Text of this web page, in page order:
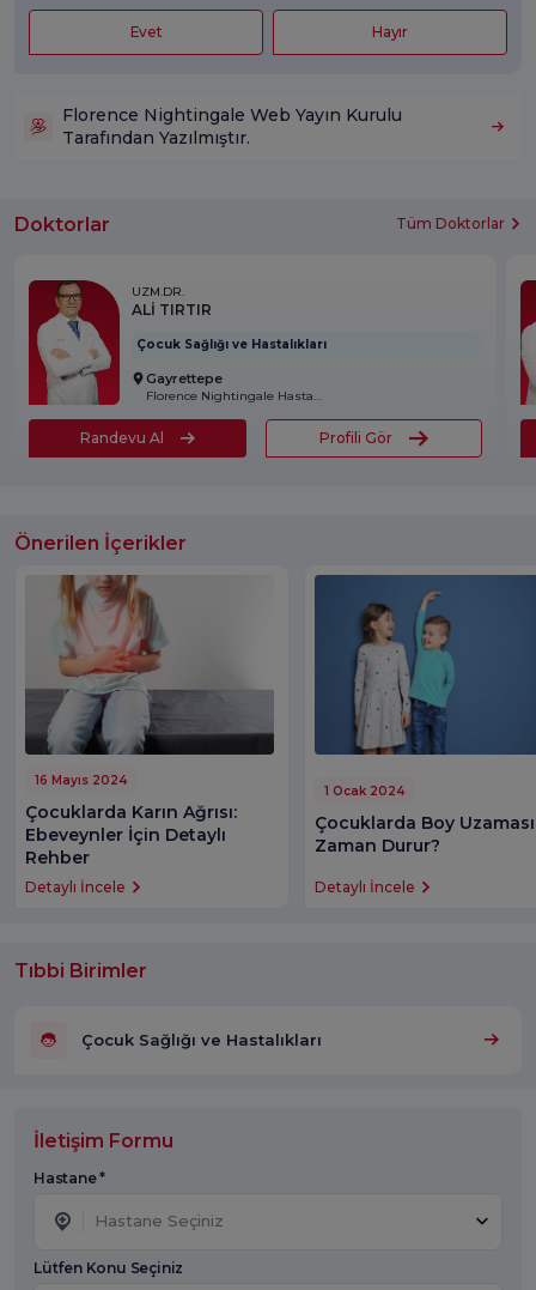
Evet Hayır
Florence Nightingale Web Yayın Kurulu
Tarafından Yazılmıştır.
Doktorlar Tüm Doktorlar
UZM.DR.
ALİ TIRTIR
Çocuk Sağlığı ve Hastalıkları
Gayrettepe
Florence Nightingale Hastanesi
Randevu Al Profili Gör
Önerilen İçerikler
16 Mayıs 2024
Çocuklarda Karın Ağrısı:
Ebeveynler İçin Detaylı
Rehber
Detaylı İncele
1 Ocak 2024
Çocuklarda Boy
Zaman Durur?
Detaylı İncele
Tıbbi Birimler
Çocuk Sağlığı ve Hastalıkları
İletişim Formu
Hastane *
Hastane Seçiniz
Lütfen Konu Seçiniz